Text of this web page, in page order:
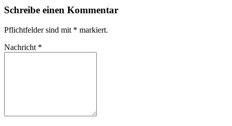
Schreibe einen Kommentar
Pflichtfelder sind mit * markiert.
Nachricht *